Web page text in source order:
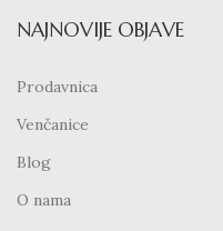
NAJNOVIJE OBJAVE
Prodavnica
Venčanice
Blog
O nama